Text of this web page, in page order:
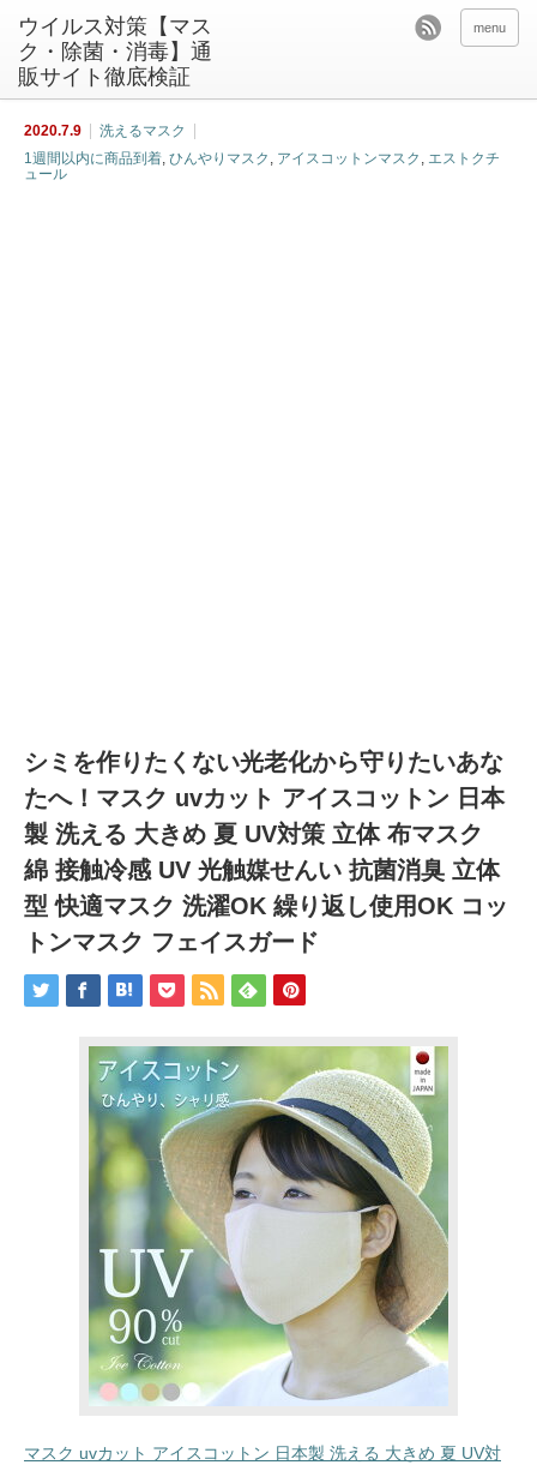
ウイルス対策【マス
ク・除菌・消毒】通
販サイト徹底検証
menu
2020.7.9
洗えるマスク
1週間以内に商品到着, ひんやりマスク , アイスコットンマスク , エストクチ
ュール
シミを作りたくない光老化から守りたいあな
たへ！マスク uvカット アイスコットン 日本
製 洗える 大きめ 夏 UV対策 立体 布マスク
綿 接触冷感 UV 光触媒せんい 抗菌消臭 立体
型 快適マスク 洗濯OK 繰り返し使用OK コッ
トンマスク フェイスガード
マスク uvカット アイスコットン 日本製 洗える 大きめ 夏 UV対